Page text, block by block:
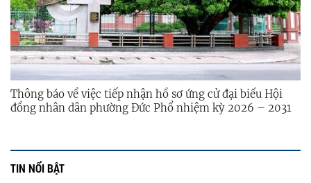
Thông báo về việc tiếp nhận hồ sơ ứng cử đại biểu Hội
đồng nhân dân phường Đức Phổ nhiệm kỳ 2026 – 2031
TIN NỔI BẬT